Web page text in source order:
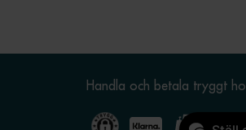
Handla och betala tryggt